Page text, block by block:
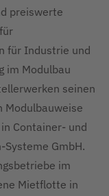
preiswerte
für Industrie und
im Modulbau
seinen
Modulbauweise
Container- und
Systeme GmbH.
im
Mietflotte in